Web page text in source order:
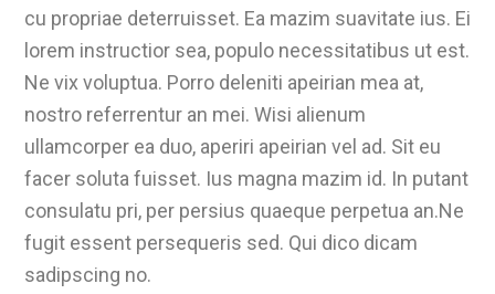
cu propriae deterruisset. Ea mazim suavitate ius. Ei
lorem instructior sea, populo necessitatibus ut est.
Ne vix voluptua. Porro deleniti apeirian mea at,
nostro referrentur an mei. Wisi alienum
ullamcorper ea duo, aperiri apeirian vel ad. Sit eu
facer soluta fuisset. Ius magna mazim id. In putant
consulatu pri, per persius quaeque perpetua an.Ne
fugit essent persequeris sed. Qui dico dicam
sadipscing no.